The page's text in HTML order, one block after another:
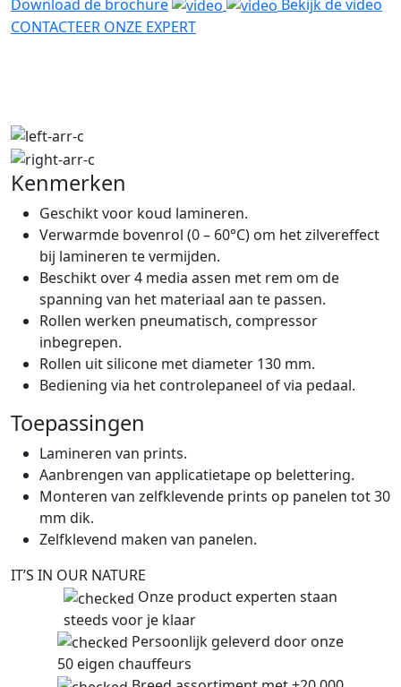
Download de brochure
Bekijk de video
CONTACTEER ONZE EXPERT
Kenmerken
Geschikt voor koud lamineren.
Verwarmde bovenrol (0 – 60°C) om het zilvereffect
bij lamineren te vermijden.
Beschikt over 4 media assen met rem om de
spanning van het materiaal aan te passen.
Rollen werken pneumatisch, compressor
inbegrepen.
Rollen uit silicone met diameter 130 mm.
Bediening via het controlepaneel of via pedaal.
Toepassingen
Lamineren van prints.
Aanbrengen van applicatietape op belettering.
Monteren van zelfklevende prints op panelen tot 30
mm dik.
Zelfklevend maken van panelen.
IT’S IN OUR NATURE
Onze product experten staan
steeds voor je klaar
Persoonlijk geleverd door onze
50 eigen chauffeurs